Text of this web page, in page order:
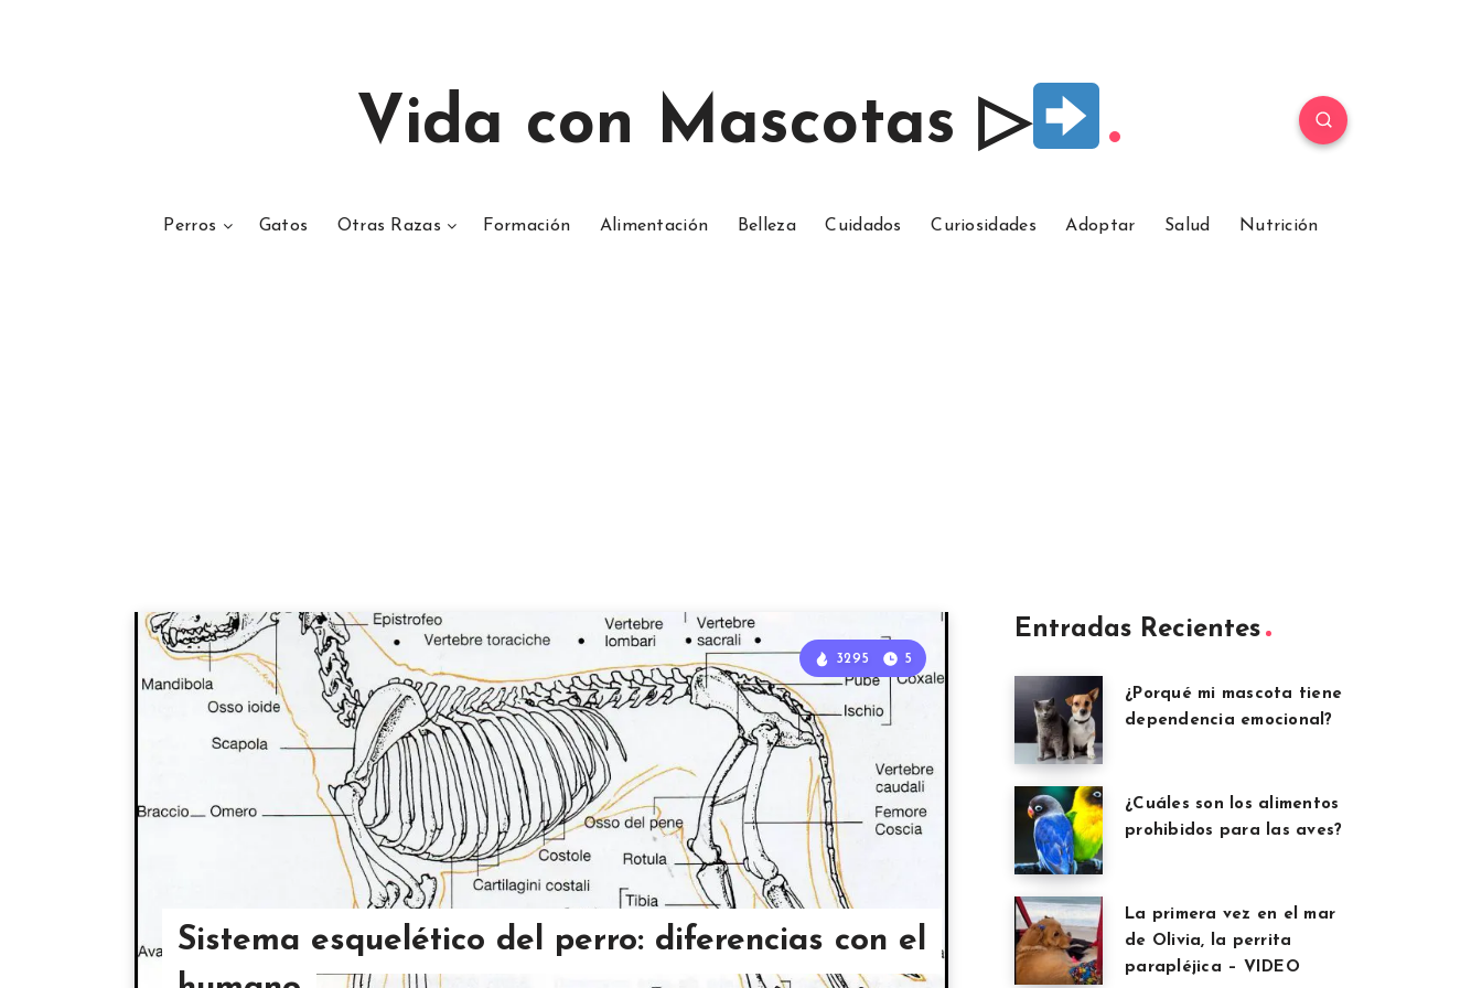
Vida con Mascotas ▷
Perros Gatos Otras Razas Formación Alimentación Belleza Cuidados Curiosidades Adoptar Salud Nutrición
Sistema esquelético del perro: diferencias con el
3295 5
Entradas Recientes
¿Porqué mi mascota tiene
dependencia emocional?
¿Cuáles son los alimentos
prohibidos para las aves?
La primera vez en el mar
de Olivia, la perrita
parapléjica – VIDEO